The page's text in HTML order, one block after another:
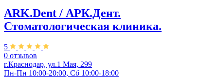
ARK.Dent / АРК.Дент.
Стоматологическая клиника.
5
0 отзывов
г.Краснодар, ул.1 Мая, 299
Пн-Пн 10:00-20:00, Сб 10:00-18:00